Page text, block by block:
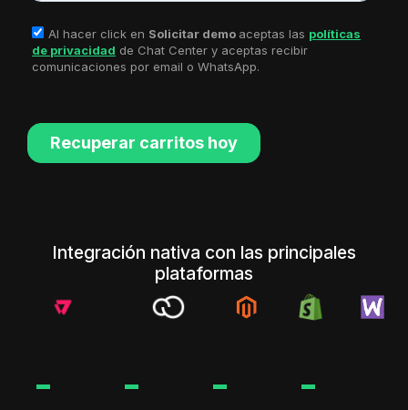
Integración nativa con las principales
plataformas